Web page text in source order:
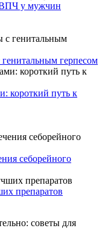
ВПЧ у мужчин
герпесом
короткий путь к
себорейного
препаратов